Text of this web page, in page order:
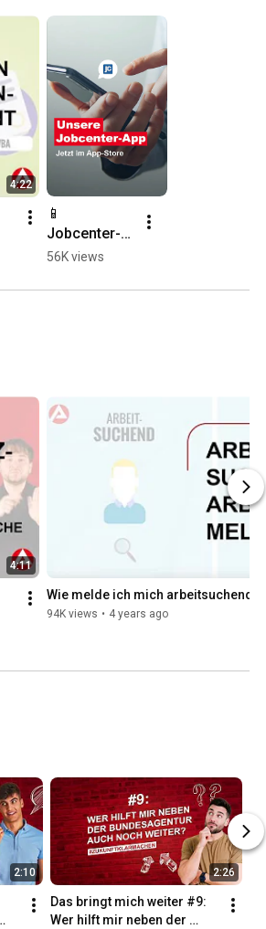
4:22
📱
Jobcenter-
App: Das
auf deinem
56K views
4:11
Wie melde ich mich arbeitsuchend/
94K views • 4 years ago
2:10 2:26
Das bringt mich weiter #9:
Wer hilft mir neben der